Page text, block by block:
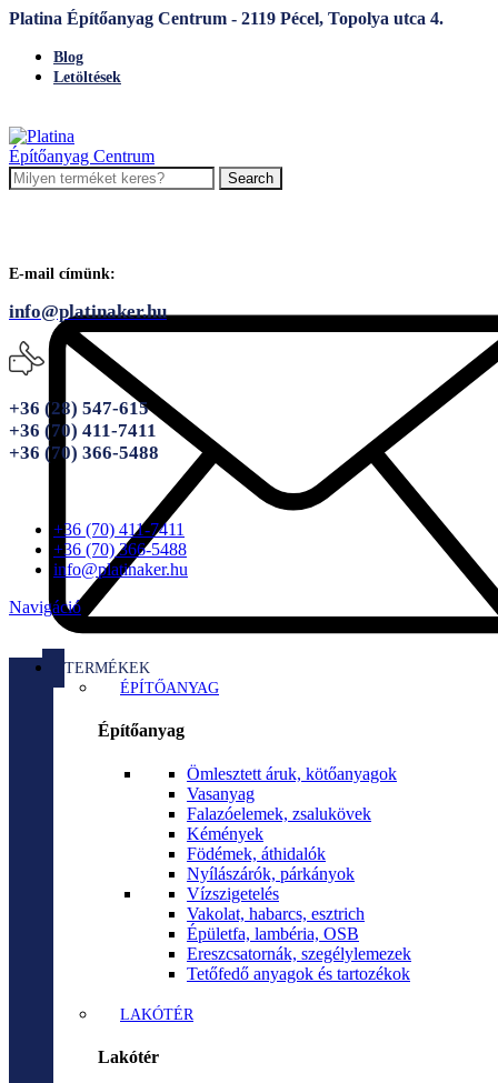
Platina Építőanyag Centrum - 2119 Pécel, Topolya utca 4.
Blog
Letöltések
Search
E-mail címünk:
info@platinaker.hu
+36 (28) 547-615
+36 (70) 411-7411
+36 (70) 366-5488
+36 (70) 411-7411
+36 (70) 366-5488
info@platinaker.hu
Navigáció
TERMÉKEK
ÉPÍTŐANYAG
Építőanyag
Ömlesztett áruk, kötőanyagok
Vasanyag
Falazóelemek, zsalukövek
Kémények
Födémek, áthidalók
Nyílászárók, párkányok
Vízszigetelés
Vakolat, habarcs, esztrich
Épületfa, lambéria, OSB
Ereszcsatornák, szegélylemezek
Tetőfedő anyagok és tartozékok
LAKÓTÉR
Lakótér